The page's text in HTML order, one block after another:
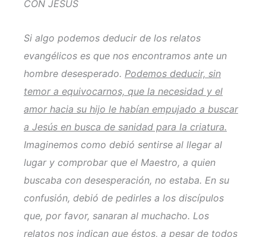
CON JESÚS
Si algo podemos deducir de los relatos
evangélicos es que nos encontramos ante un
hombre desesperado. Podemos deducir, sin
temor a equivocarnos, que la necesidad y el
amor hacia su hijo le habían empujado a buscar
a Jesús en busca de sanidad para la criatura.
Imaginemos como debió sentirse al llegar al
lugar y comprobar que el Maestro, a quien
buscaba con desesperación, no estaba. En su
confusión, debió de pedirles a los discípulos
que, por favor, sanaran al muchacho. Los
relatos nos indican que éstos, a pesar de todos